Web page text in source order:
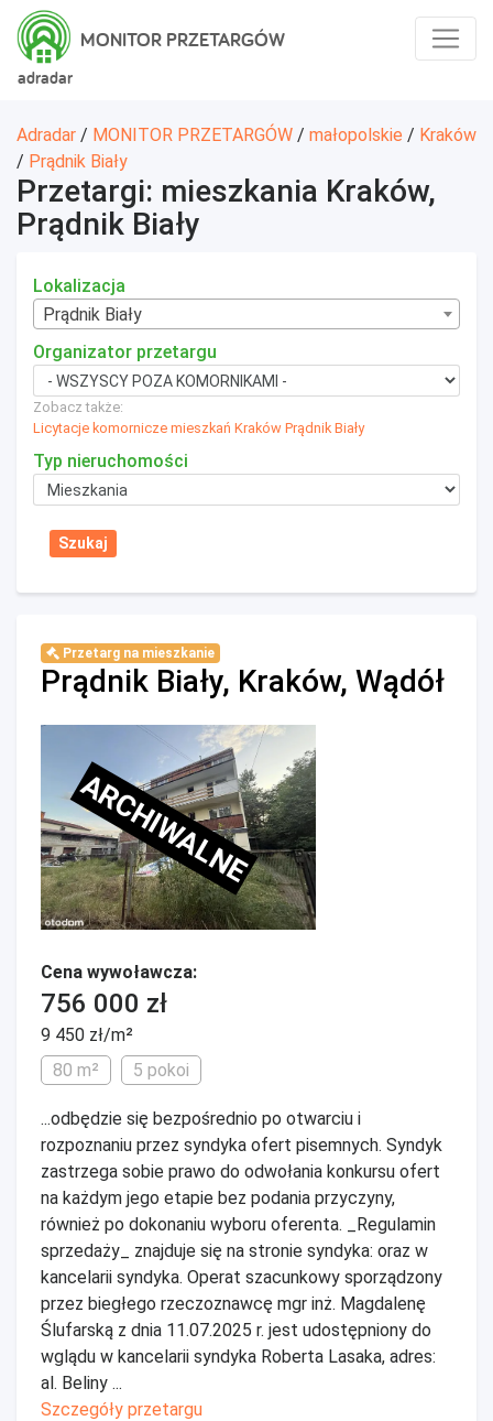
adradar
MONITOR PRZETARGÓW
Adradar / MONITOR PRZETARGÓW / małopolskie / Kraków
/ Prądnik Biały
Przetargi: mieszkania Kraków,
Prądnik Biały
Lokalizacja
Prądnik Biały
Organizator przetargu
Zobacz także:
Licytacje komornicze mieszkań Kraków Prądnik Biały
Typ nieruchomości
Przetarg na mieszkanie
Prądnik Biały, Kraków, Wądół
ARCHIWALNE
Cena wywoławcza:
756 000 zł
9 450 zł/m²
80 m²
5 pokoi
...odbędzie się bezpośrednio po otwarciu i
rozpoznaniu przez syndyka ofert pisemnych. Syndyk
zastrzega sobie prawo do odwołania konkursu ofert
na każdym jego etapie bez podania przyczyny,
również po dokonaniu wyboru oferenta. _Regulamin
sprzedaży_ znajduje się na stronie syndyka: oraz w
kancelarii syndyka. Operat szacunkowy sporządzony
przez biegłego rzeczoznawcę mgr inż. Magdalenę
Ślufarską z dnia 11.07.2025 r. jest udostępniony do
wglądu w kancelarii syndyka Roberta Lasaka, adres:
al. Beliny ...
Szczegóły przetargu